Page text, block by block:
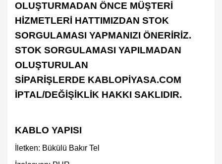
OLUŞTURMADAN ÖNCE MÜŞTERİ
HİZMETLERİ HATTIMIZDAN STOK
SORGULAMASI YAPMANIZI ÖNERİRİZ.
STOK SORGULAMASI YAPILMADAN
OLUŞTURULAN
SİPARİŞLERDE KABLOPİYASA.COM
İPTAL/DEĞİŞİKLİK HAKKI SAKLIDIR.
KABLO YAPISI
İletken: Bükülü Bakır Tel